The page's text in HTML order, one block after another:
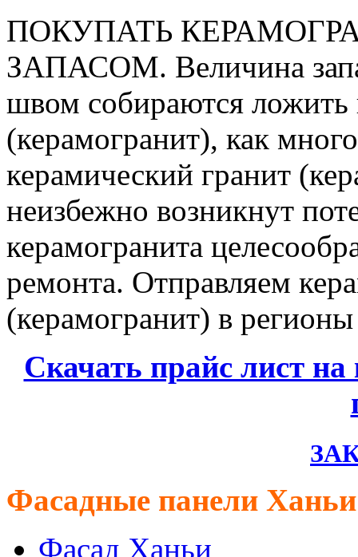
ПОКУПАТЬ
ЗАПАСОМ. Величина
швом собираются ложить
(керамогранит), как
керамический гранит
неизбежно возникнут
керамогранита
ремонта. Отправляем
(керамогранит) в
Скачать прайс лист
Фасадные панели
Фасад Ханьи